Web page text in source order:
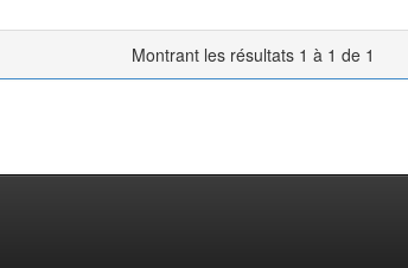
Montrant les résultats 1 à 1 de 1